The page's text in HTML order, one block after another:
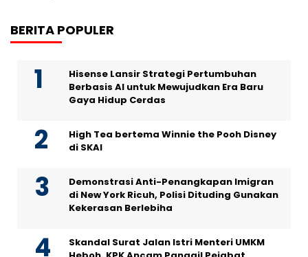
BERITA POPULER
Hisense Lansir Strategi Pertumbuhan
Berbasis AI untuk Mewujudkan Era Baru
Gaya Hidup Cerdas
High Tea bertema Winnie the Pooh Disney
di SKAI
Demonstrasi Anti-Penangkapan Imigran
di New York Ricuh, Polisi Dituding Gunakan
Kekerasan Berlebiha
Skandal Surat Jalan Istri Menteri UMKM